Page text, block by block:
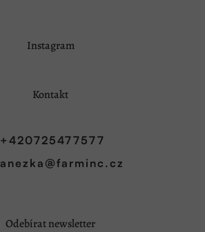
Instagram
Kontakt
anezka @farminc.cz
+420725477577
Odebírat newsletter